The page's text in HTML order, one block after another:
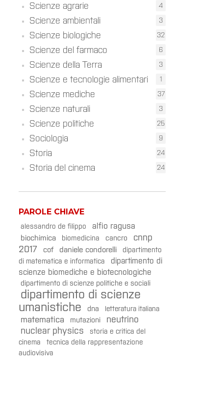
Scienze agrarie 4
Scienze ambientali 3
Scienze biologiche 32
Scienze del farmaco 6
Scienze della Terra 3
Scienze e tecnologie alimentari 1
Scienze mediche 37
Scienze naturali 3
Scienze politiche 25
Sociologia 9
Storia 24
Storia del cinema 24
PAROLE CHIAVE
alessandro de filippo
alfio ragusa
biochimica
biomedicina cancro
cnnp
2017
cof daniele condorelli
dipartimento
di matematica e informatica
dipartimento di
scienze biomediche e biotecnologiche
dipartimento di scienze politiche e sociali
dipartimento di scienze
umanistiche
dna letteratura italiana
matematica mutazioni
neutrino
nuclear physics
storia e critica del
cinema
tecnica della rappresentazione
audiovisiva